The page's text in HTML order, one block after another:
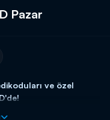
Pazar
ve özel